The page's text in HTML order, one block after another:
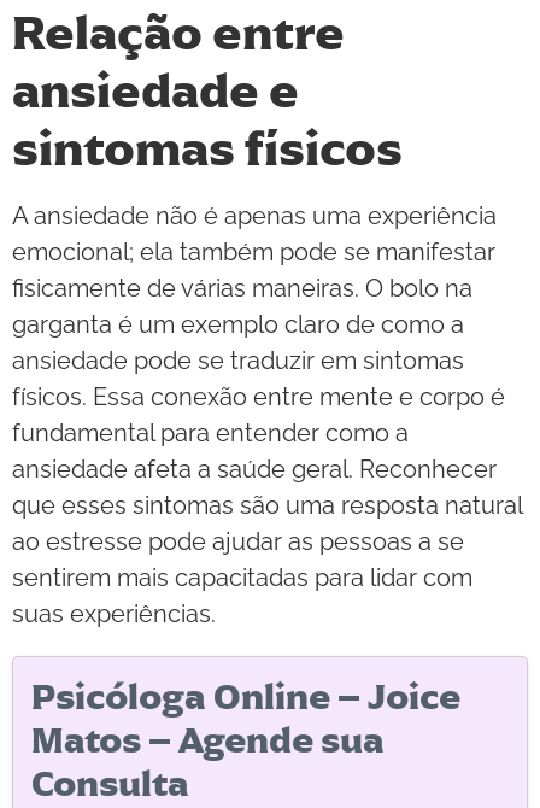
Relação entre
ansiedade e
sintomas físicos
A ansiedade não é apenas uma experiência
emocional; ela também pode se manifestar
fisicamente de várias maneiras. O bolo na
garganta é um exemplo claro de como a
ansiedade pode se traduzir em sintomas
físicos. Essa conexão entre mente e corpo é
fundamental para entender como a
ansiedade afeta a saúde geral. Reconhecer
que esses sintomas são uma resposta natural
ao estresse pode ajudar as pessoas a se
sentirem mais capacitadas para lidar com
suas experiências.
Psicóloga Online – Joice
Matos – Agende sua
Consulta